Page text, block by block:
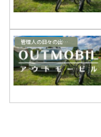
管理人の日々の出来事